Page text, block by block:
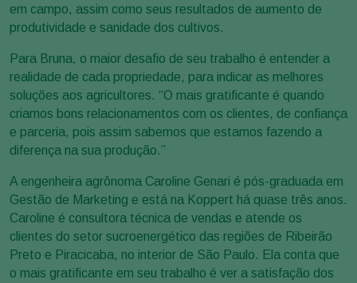
em campo, assim como seus resultados de aumento de
produtividade e sanidade dos cultivos.
Para Bruna, o maior desafio de seu trabalho é entender a
realidade de cada propriedade, para indicar as melhores
soluções aos agricultores. “O mais gratificante é quando
criamos bons relacionamentos com os clientes, de confiança
e parceria, pois assim sabemos que estamos fazendo a
diferença na sua produção.”
A engenheira agrônoma Caroline Genari é pós-graduada em
Gestão de Marketing e está na Koppert há quase três anos.
Caroline é consultora técnica de vendas e atende os
clientes do setor sucroenergético das regiões de Ribeirão
Preto e Piracicaba, no interior de São Paulo. Ela conta que
o mais gratificante em seu trabalho é ver a satisfação dos